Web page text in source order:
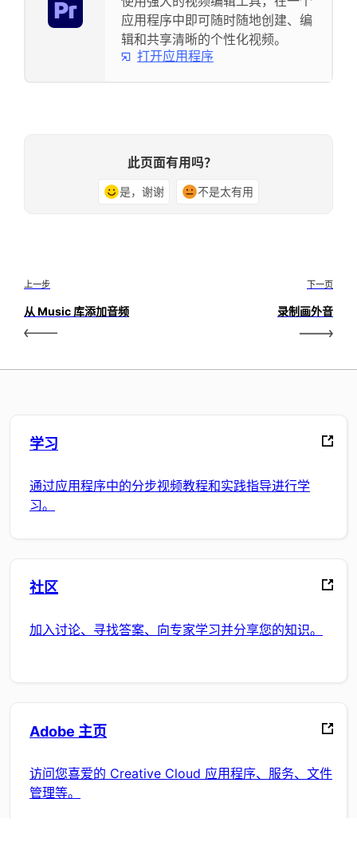
应用程序中即可随时随地创建、编
辑和共享清晰的个性化视频。
打开应用程序
此页面有用吗？
是，谢谢 不是太有用
上一步
从 Music 库添加音频
下一页
录制画外音
学习
通过应用程序中的分步视频教程和实践指导进行学
习。
社区
加入讨论、寻找答案、向专家学习并分享您的知识。
Adobe 主页
访问您喜爱的 Creative Cloud 应用程序、服务、文件
管理等。